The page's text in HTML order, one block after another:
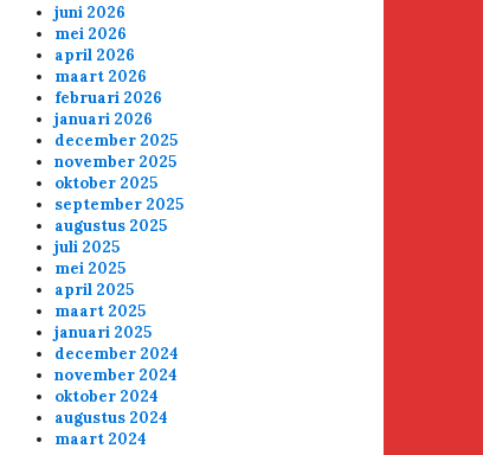
juni 2026
mei 2026
april 2026
maart 2026
februari 2026
januari 2026
december 2025
november 2025
oktober 2025
september 2025
augustus 2025
juli 2025
mei 2025
april 2025
maart 2025
januari 2025
december 2024
november 2024
oktober 2024
augustus 2024
maart 2024